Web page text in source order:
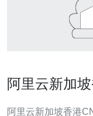
阿里云新加
阿里云新加坡香港CN2